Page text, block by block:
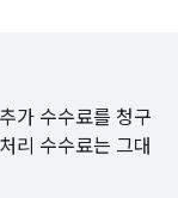
가 수수료를 청구
리 수수료는 그대